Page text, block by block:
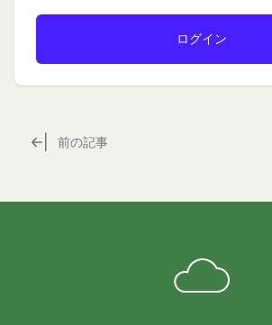
前の記事
施します。
当社は、以下の場合には、何らの責
お客様が自ら本サービス上に入力した
当社は、利用者情報の取扱いに関す
となく変更することがあります。変
ーについては、当社が別途定める場
該会員に帰属するものとします。
第7条（会員の退会）
会員は、当社所定の退会手続の完了
会員は、本サービスの利用に際して
会員登録または登録内容の変更の
員情報を入力する行為